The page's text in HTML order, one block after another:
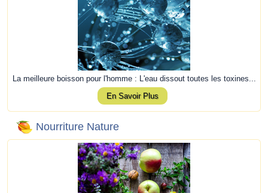
La meilleure boisson pour l'homme : L'eau dissout toutes les toxines...
En Savoir Plus
Nourriture Nature